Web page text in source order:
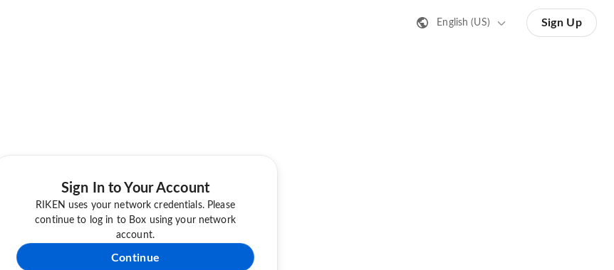
English (US) Sign Up
Sign In to Your Account
RIKEN uses your network credentials. Please
continue to log in to Box using your network
account.
Continue